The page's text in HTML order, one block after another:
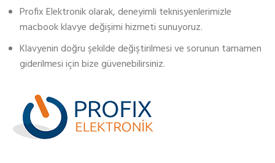
Profix Elektronik olarak, deneyimli teknisyenlerimizle
macbook klavye değişimi hizmeti sunuyoruz.
Klavyenin doğru şekilde değiştirilmesi ve sorunun tamamen
giderilmesi için bize güvenebilirsiniz.